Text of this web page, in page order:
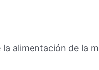
alimentación de la